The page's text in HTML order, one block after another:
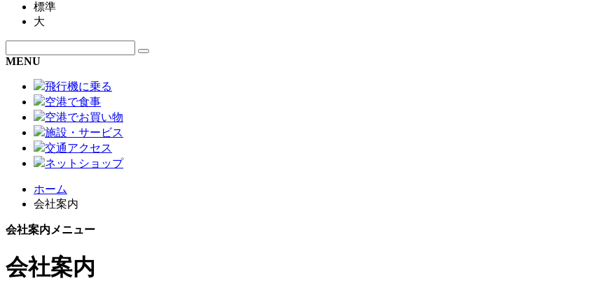
標準
大
MENU
飛行機に乗る
空港で食事
空港でお買い物
施設・サービス
交通アクセス
ネットショップ
ホーム
会社案内
会社案内メニュー
会社案内